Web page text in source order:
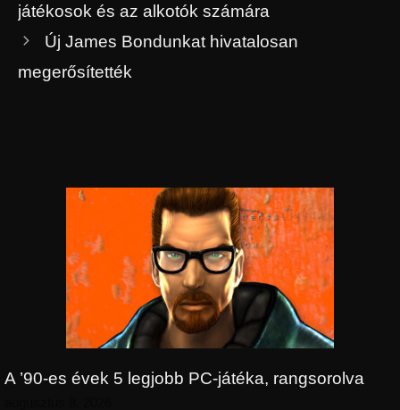
játékosok és az alkotók számára
Új James Bondunkat hivatalosan
megerősítették
A ’90-es évek 5 legjobb PC-játéka, rangsorolva